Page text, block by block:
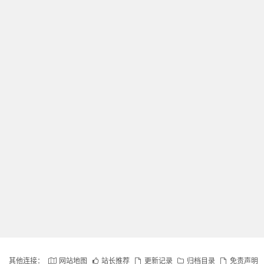
其他连接： 网站地图 站长推荐 更新记录 归档目录 免责声明